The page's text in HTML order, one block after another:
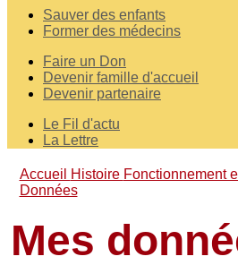
Sauver des enfants
Former des médecins
Faire un Don
Devenir famille d'accueil
Devenir partenaire
Le Fil d'actu
La Lettre
Accueil Histoire Fonctionnement
Données
Mes